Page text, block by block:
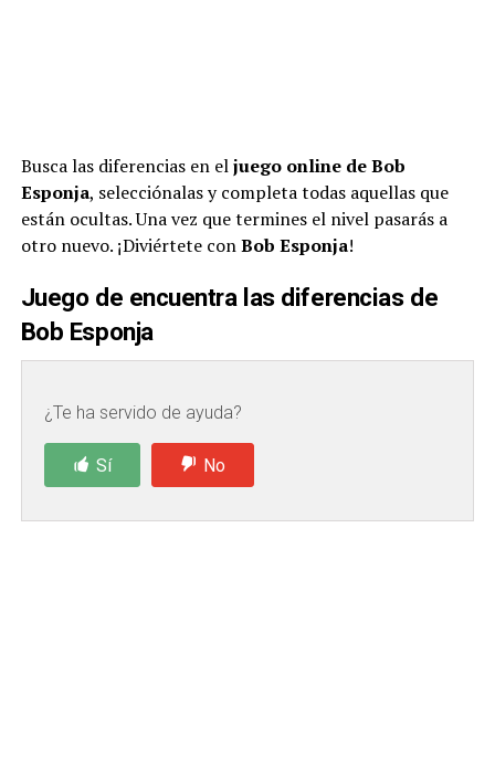
Busca las diferencias en eljuego online deBob
Esponja, selecciónalas y completa todas aquellas que
están ocultas. Una vez que termines el nivel pasarás a
otro nuevo. ¡Diviértete conBob Esponja!
Juego de encuentra las diferencias de
Bob Esponja
¿Te ha servido de ayuda?
Sí No